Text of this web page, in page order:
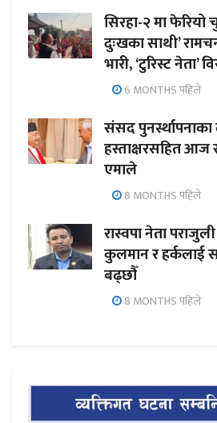
सिरहा-२ मा
दुःखका साथी’
भारी, ‘टुरिस्ट
6 MONTHS पहिले
संसद
हस्ताक्षरसहित आज
एमाले
8 MONTHS पहिले
रास्वपा नेता
कुलमान र हर्कलाई
बढ्छौँ
8 MONTHS पहिले